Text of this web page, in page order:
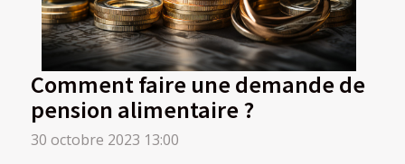
Comment faire une demande de
pension alimentaire ?
30 octobre 2023 13:00